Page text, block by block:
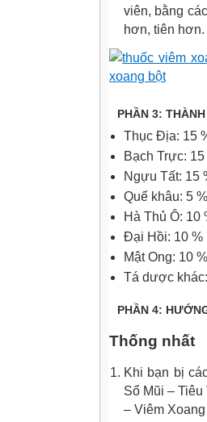
viên, bằng
hơn, tiên hơn.
PHẦN 3:
Thục Địa: 15
Bạch Trực: 15
Ngựu Tất: 15
Quế khâu: 5 %
Hà Thủ Ô: 10
Đại Hồi: 10 %
Mật Ong: 10 %
Tá dược
PHẦN 4:
Thống nhất
Khi bạn bị
Sổ Mũi –
– Viêm